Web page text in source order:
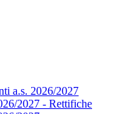
a.s. 2026/2027
2027 - Rettifiche